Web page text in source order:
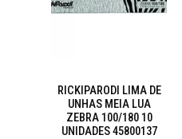
RICKIPARODI LIMA DE
UNHAS MEIA LUA
ZEBRA 100/180 10
UNIDADES 45800137